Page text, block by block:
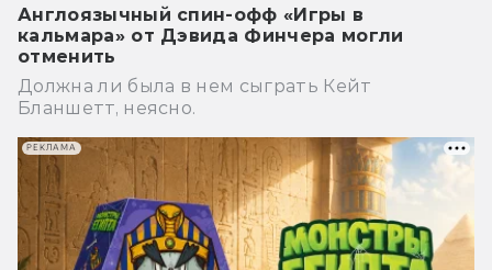
Англоязычный спин-офф «Игры в
кальмара» от Дэвида Финчера могли
отменить
Должна ли была в нем сыграть Кейт
Бланшетт, неясно.
РЕКЛАМА